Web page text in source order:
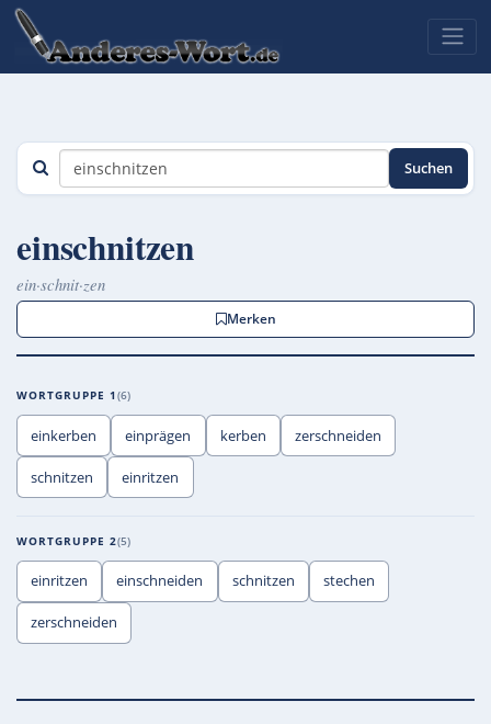
Suchen
einschnitzen
ein·schnit·zen
Merken
WORTGRUPPE 1 6
einkerben einprägen kerben zerschneiden
schnitzen einritzen
WORTGRUPPE 2 5
einritzen einschneiden schnitzen stechen
zerschneiden